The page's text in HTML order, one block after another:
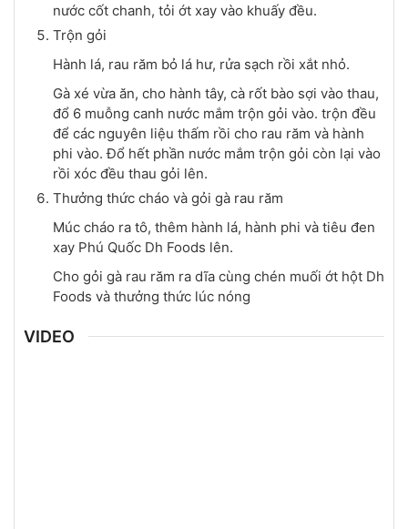
nước cốt chanh, tỏi ớt xay vào khuấy đều.
Trộn gỏi
Hành lá, rau răm bỏ lá hư, rửa sạch rồi xắt nhỏ.
Gà xé vừa ăn, cho hành tây, cà rốt bào sợi vào thau,
đổ 6 muỗng canh nước mắm trộn gỏi vào. trộn đều
để các nguyên liệu thấm rồi cho rau răm và hành
phi vào. Đổ hết phần nước mắm trộn gỏi còn lại vào
rồi xóc đều thau gỏi lên.
Thưởng thức cháo và gỏi gà rau răm
Múc cháo ra tô, thêm hành lá, hành phi và tiêu đen
xay Phú Quốc Dh Foods lên.
Cho gỏi gà rau răm ra dĩa cùng chén muối ớt hột Dh
Foods và thưởng thức lúc nóng
VIDEO